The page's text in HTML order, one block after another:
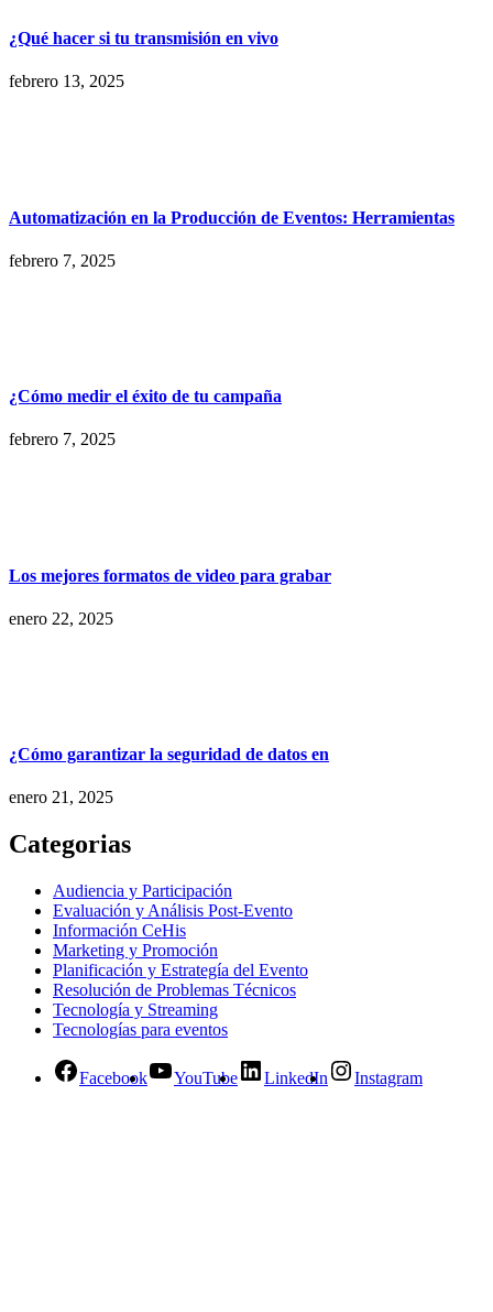
¿Qué hacer si tu transmisión en vivo
febrero 13, 2025
Automatización en la Producción de Eventos: Herramientas
febrero 7, 2025
¿Cómo medir el éxito de tu campaña
febrero 7, 2025
Los mejores formatos de video para grabar
enero 22, 2025
¿Cómo garantizar la seguridad de datos en
enero 21, 2025
Categorias
Audiencia y Participación
Evaluación y Análisis Post-Evento
Información CeHis
Marketing y Promoción
Planificación y Estrategía del Evento
Resolución de Problemas Técnicos
Tecnología y Streaming
Tecnologías para eventos
Facebook YouTube LinkedIn Instagram